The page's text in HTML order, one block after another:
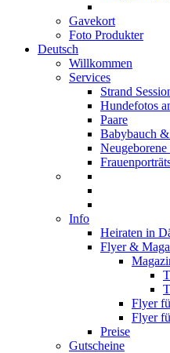
Gavekort
Foto Produkter
Deutsch
Willkommen
Services
Strand
Hundefotos
Paare
Babybauch
Info
Heiraten in
Flyer &
Flyer
Flyer
Preise
Gutscheine